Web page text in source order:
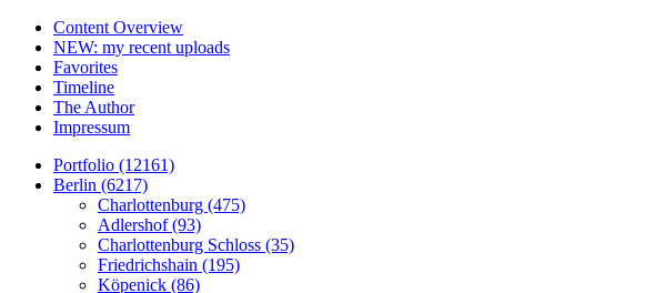
Content Overview
NEW: my recent uploads
Favorites
Timeline
The Author
Impressum
Portfolio (12161)
Berlin (6217)
Charlottenburg (475)
Adlershof (93)
Charlottenburg Schloss (35)
Friedrichshain (195)
Köpenick (86)